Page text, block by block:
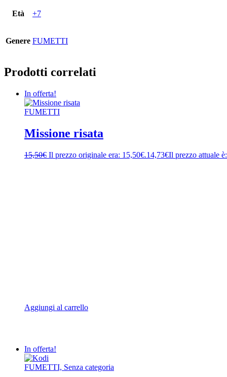
Età +7
Genere FUMETTI
Prodotti correlati
In offerta!
FUMETTI
Missione risata
15,50€ Il prezzo originale era: 15,50€.14,73€Il prezzo attuale
Aggiungi al carrello
In offerta!
FUMETTI, Senza categoria